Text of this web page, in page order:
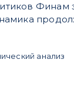
Финам
анализ